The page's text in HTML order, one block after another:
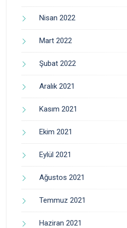
Nisan 2022
Mart 2022
Şubat 2022
Aralık 2021
Kasım 2021
Ekim 2021
Eylül 2021
Ağustos 2021
Temmuz 2021
Haziran 2021